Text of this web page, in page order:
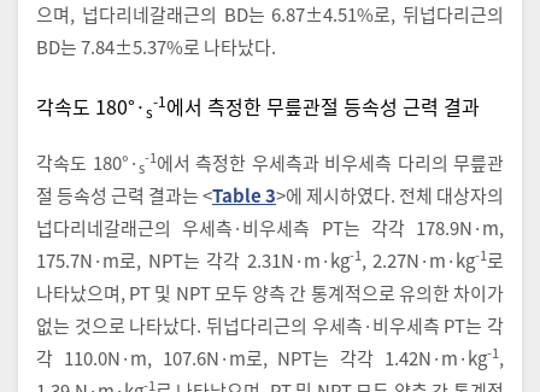
으며, 넙다리네갈래근의 BD는 6.87±4.51%로, 뒤넙다리근의
BD는 7.84±5.37%로 나타났다.
각속도 180°·s
-1에서 측정한 무릎관절 등속성 근력 결과
각속도 180°·s
-1에서 측정한 우세측과 비우세측 다리의 무릎관
절 등속성 근력 결과는 <Table 3>에 제시하였다. 전체 대상자의
넙다리네갈래근의 우세측·비우세측 PT는 각각 178.9N·m,
175.7N·m로, NPT는 각각 2.31N·m·kg-1, 2.27N·m·kg-1 로
나타났으며, PT 및 NPT 모두 양측 간 통계적으로 유의한 차이가
없는 것으로 나타났다. 뒤넙다리근의 우세측·비우세측 PT는 각
각 110.0N·m, 107.6N·m로, NPT는 각각 1.42N·m·kg-1,
-1